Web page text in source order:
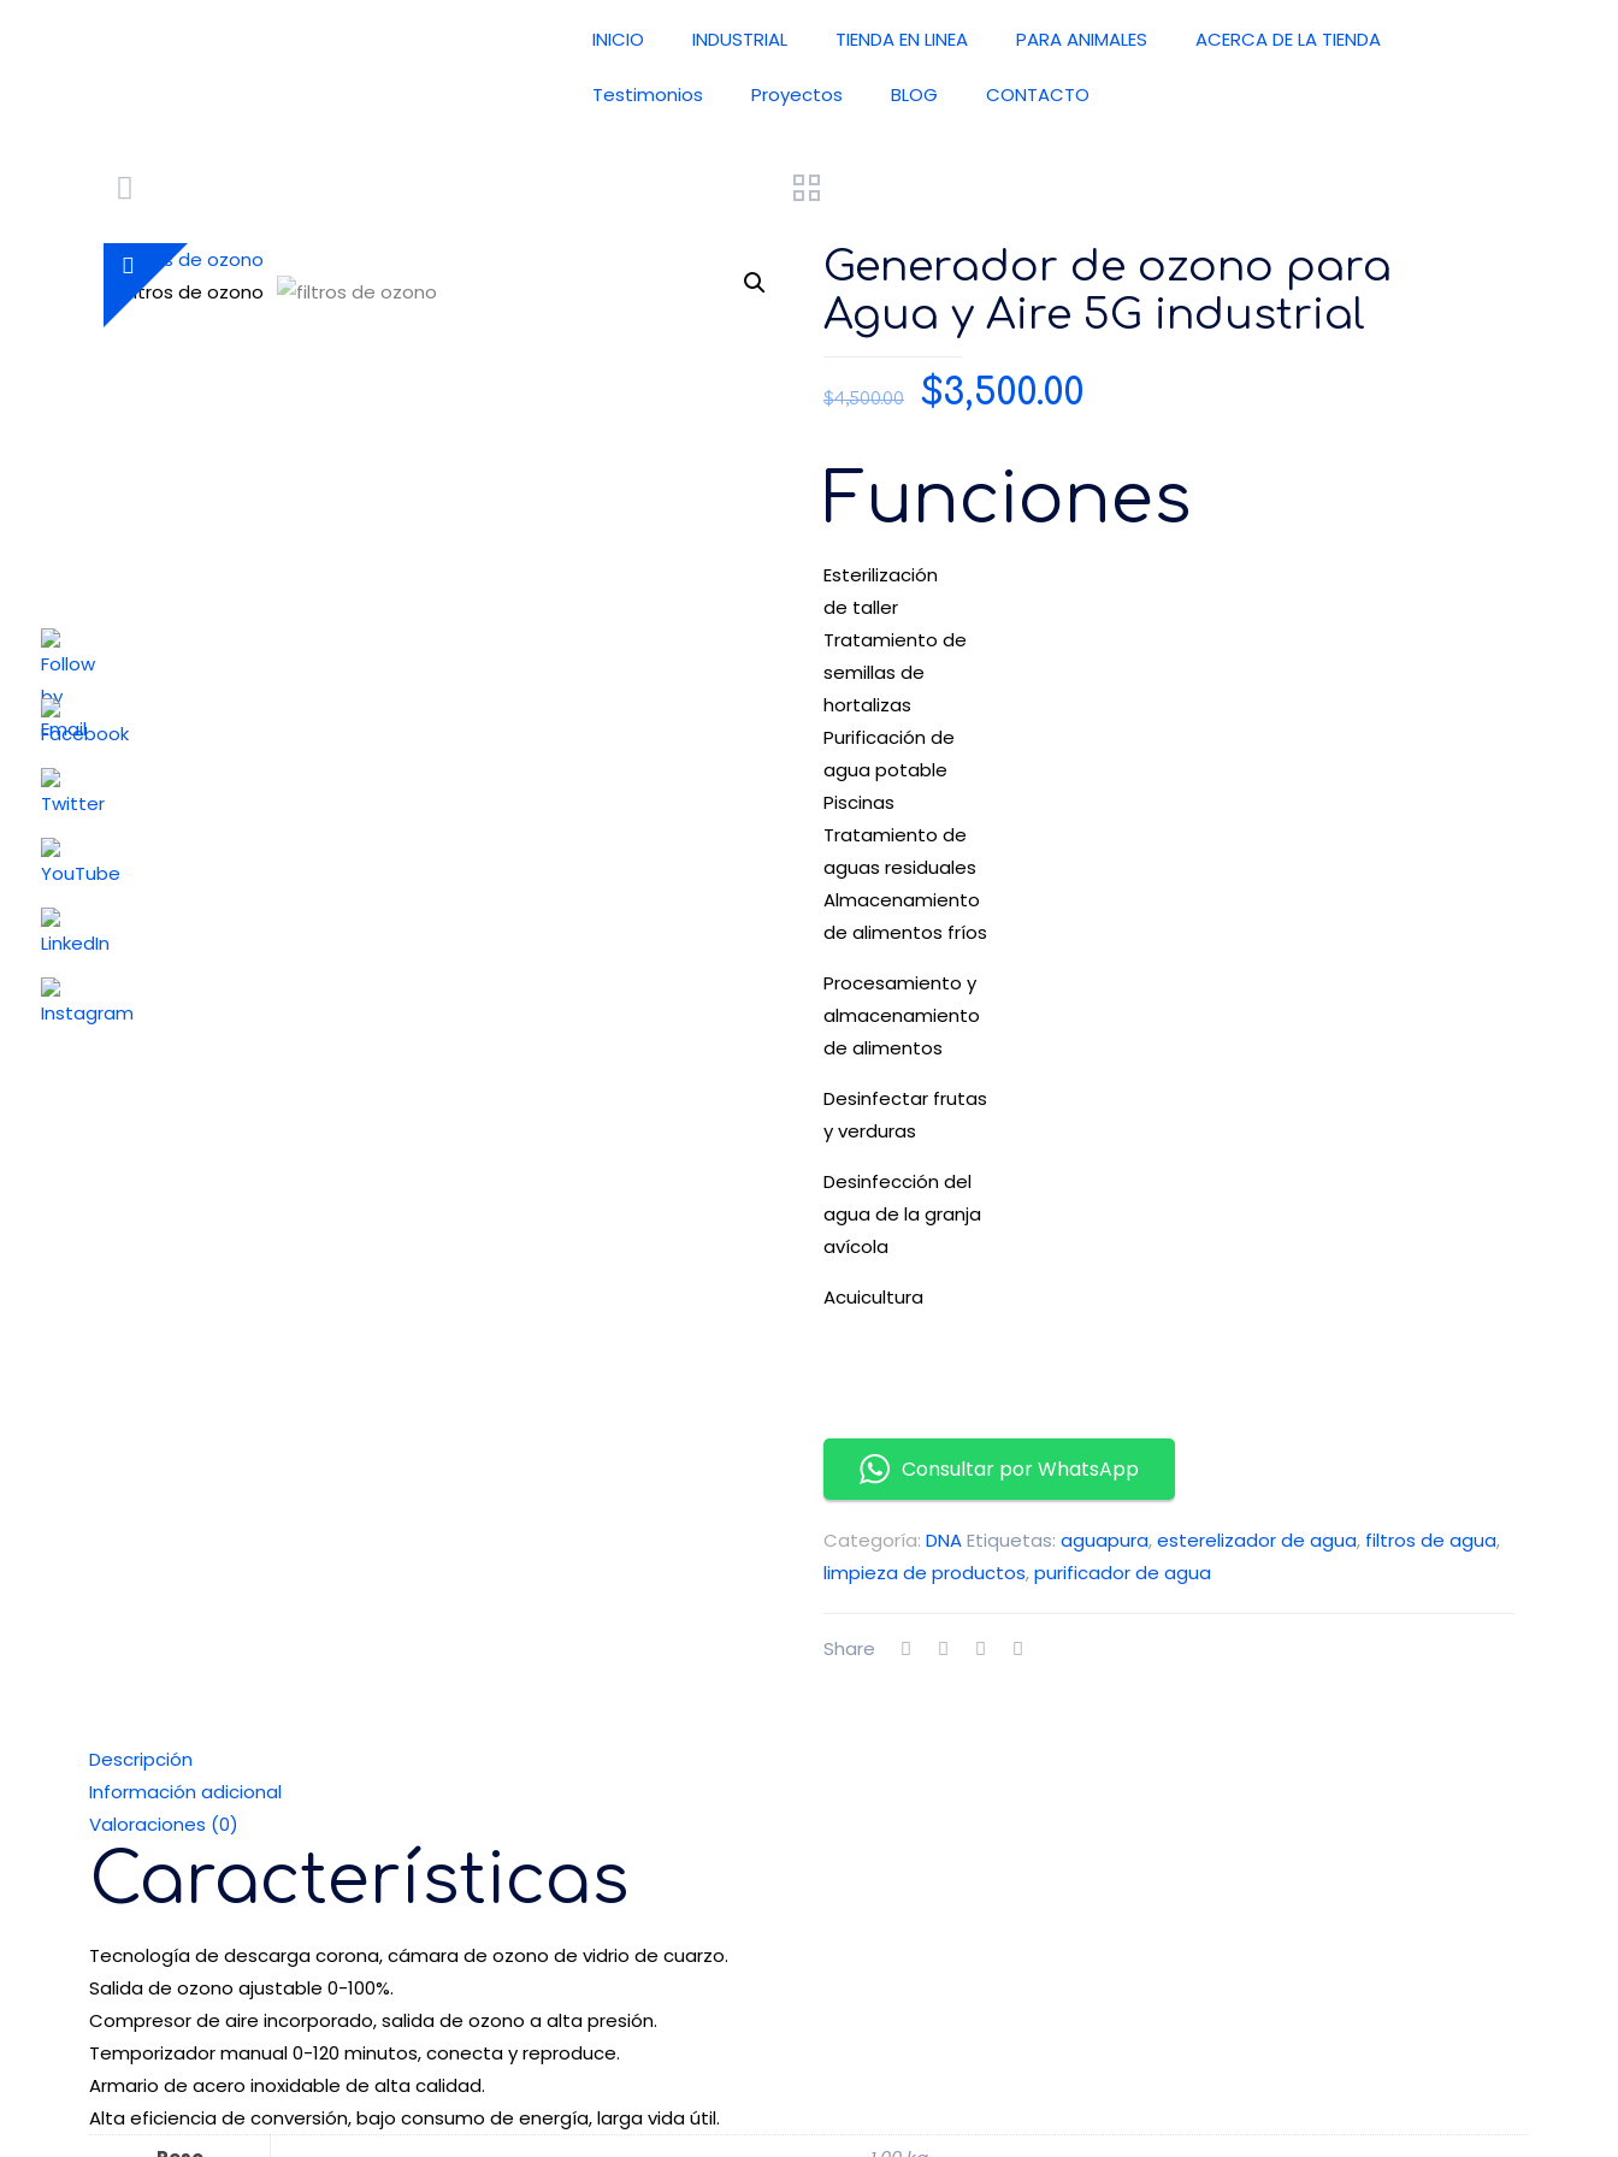
INICIO INDUSTRIAL TIENDA EN LINEA PARA ANIMALES ACERCA DE LA TIENDA
Testimonios Proyectos BLOG CONTACTO
Generador de ozono para
Agua y Aire 5G industrial
$4,500.00 $3,500.00
Funciones
Esterilización
de taller
Tratamiento de
semillas de
hortalizas
Purificación de
agua potable
Piscinas
Tratamiento de
aguas residuales
Almacenamiento
de alimentos fríos
Procesamiento y
almacenamiento
de alimentos
Desinfectar frutas
y verduras
Desinfección del
agua de la granja
avícola
Acuicultura
Consultar por WhatsApp
Categoría: DNAEtiquetas: aguapura,esterelizador de agua, filtros de agua,
limpieza de productos,purificador de agua
Share
Descripción
Información adicional
Valoraciones (0)
Características
Tecnología de descarga corona, cámara de ozono de vidrio de cuarzo.
Salida de ozono ajustable 0-100%.
Compresor de aire incorporado, salida de ozono a alta presión.
Temporizador manual 0-120 minutos, conecta y reproduce.
Armario de acero inoxidable de alta calidad.
Alta eficiencia de conversión, bajo consumo de energía, larga vida útil.